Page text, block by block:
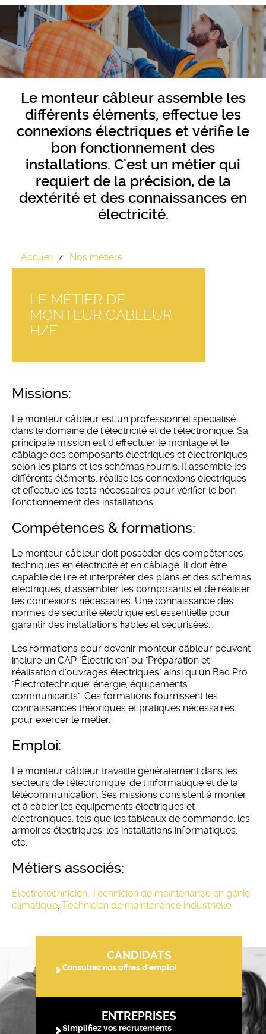
Le monteur câbleur assemble les
différents éléments, effectue les
connexions électriques et vérifie le
bon fonctionnement des
installations. C'est un métier qui
requiert de la précision, de la
dextérité et des connaissances en
électricité.
Accueil Nos métiers
LE MÉTIER DE
MONTEUR CABLEUR
H/F
missions:
Le monteur câbleur est un professionnel spécialisé
dans le domaine de l'électricité et de l'électronique. Sa
principale mission est d'effectuer le montage et le
câblage des composants électriques et électroniques
selon les plans et les schémas fournis. Il assemble les
différents éléments, réalise les connexions électriques
et effectue les tests nécessaires pour vérifier le bon
fonctionnement des installations.
compétences & formations:
Le monteur câbleur doit posséder des compétences
techniques en électricité et en câblage. Il doit être
capable de lire et interpréter des plans et des schémas
électriques, d'assembler les composants et de réaliser
les connexions nécessaires. Une connaissance des
normes de sécurité électrique est essentielle pour
garantir des installations fiables et sécurisées.
Les formations pour devenir monteur câbleur peuvent
inclure un CAP "Électricien" ou "Préparation et
réalisation d'ouvrages électriques" ainsi qu'un Bac Pro
"Électrotechnique, énergie, équipements
communicants". Ces formations fournissent les
connaissances théoriques et pratiques nécessaires
pour exercer le métier.
emploi:
Le monteur câbleur travaille généralement dans les
secteurs de l'électronique, de l'informatique et de la
télécommunication. Ses missions consistent à monter
et à câbler les équipements électriques et
électroniques, tels que les tableaux de commande, les
armoires électriques, les installations informatiques,
etc.
métiers associés:
Électrotechnicien, Technicien de maintenance en génie
climatique, Technicien de maintenance industrielle
CANDIDATS
Consultez nos offres d'emploi
ENTREPRISES
Simplifiez vos recrutements